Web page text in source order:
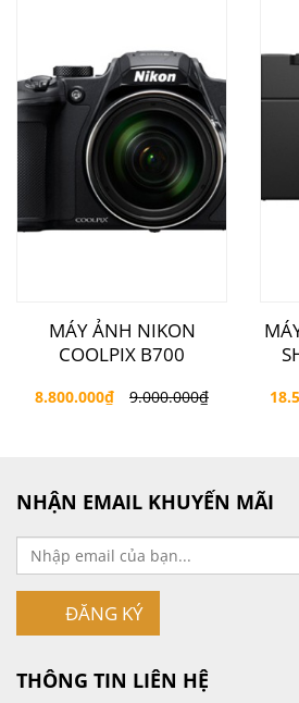
MÁY ẢNH NIKON
COOLPIX B700
8.800.000₫ 9.000.000₫
NHẬN EMAIL KHUYẾN MÃI
ĐĂNG KÝ
THÔNG TIN LIÊN HỆ